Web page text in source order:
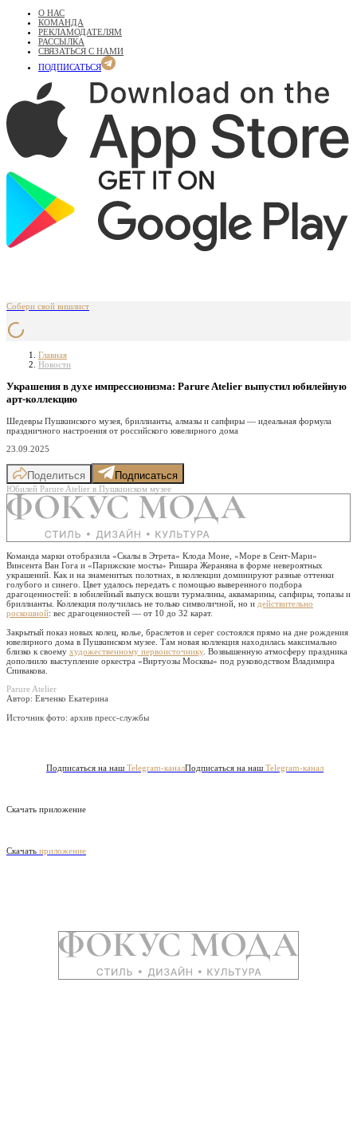
О НАС
КОМАНДА
РЕКЛАМОДАТЕЛЯМ
РАССЫЛКА
СВЯЗАТЬСЯ С НАМИ
ПОДПИСАТЬСЯ
Собери свой вишлист
Главная
Новости
Украшения в духе импрессионизма: Parure Atelier выпустил юбилейную
арт-коллекцию
Шедевры Пушкинского музея, бриллианты, алмазы и сапфиры — идеальная формула
праздничного настроения от российского ювелирного дома
23.09.2025
Поделиться Подписаться
Юбилей Parure Atelier в Пушкинском музее
Команда марки отобразила «Скалы в Этрета» Клода Моне, «Море в Сент-Мари»
Винсента Ван Гога и «Парижские мосты» Ришара Жераняна в форме невероятных
украшений. Как и на знаменитых полотнах, в коллекции доминируют разные оттенки
голубого и синего. Цвет удалось передать с помощью выверенного подбора
драгоценностей: в юбилейный выпуск вошли турмалины, аквамарины, сапфиры, топазы и
бриллианты. Коллекция получилась не только символичной, но и действительно
роскошной: вес драгоценностей — от 10 до 32 карат.
Закрытый показ новых колец, колье, браслетов и серег состоялся прямо на дне рождения
ювелирного дома в Пушкинском музее. Там новая коллекция находилась максимально
близко к своему художественному первоисточнику. Возвышенную атмосферу праздника
дополнило выступление оркестра «Виртуозы Москвы» под руководством Владимира
Спивакова.
Parure Atelier
Автор: Евченко Екатерина
Источник фото: архив пресс-службы
Подписаться на наш Telegram-каналПодписаться на наш Telegram-канал
Скачать приложение
Скачать приложение